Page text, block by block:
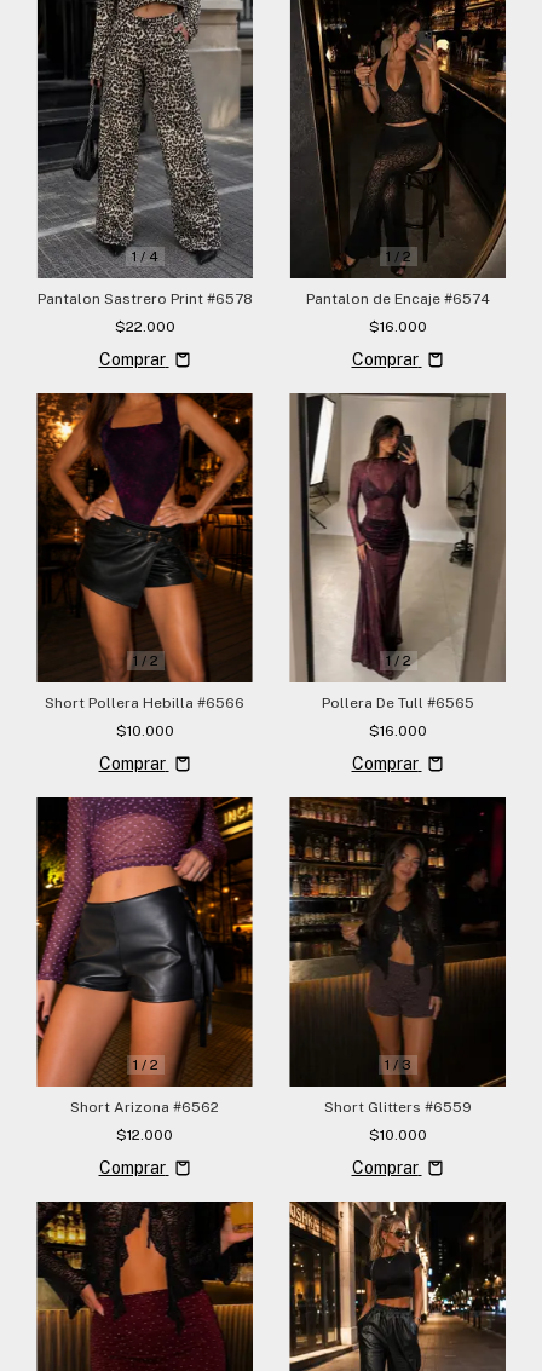
1/4
Pantalon Sastrero Print #6578
$22.000
Comprar
1 /2
Pantalon de Encaje #6574
$16.000
Comprar
1 / 2
Short Pollera Hebilla #6566
$10.000
Comprar
1/ 2
Pollera De Tull #6565
$16.000
Comprar
1 / 2
Short Arizona #6562
$12.000
Comprar
1 / 3
Short Glitters #6559
$10.000
Comprar